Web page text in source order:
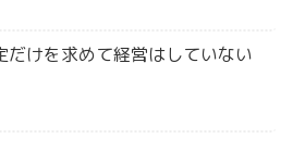
だけを求めて経営はしていない